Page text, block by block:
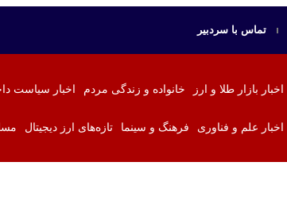
تماس با سردبیر
اخبار بازار طلا و ارز خانواده و زندگی مردم اخبار سیاست
اخبار علم و فناوری فرهنگ و سینما تازه‌های ارز دیجیتال